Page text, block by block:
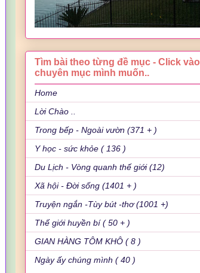
Tìm bài theo từng đề mục - Click vào
chuyên mục mình muốn..
Home
Lời Chào ..
Trong bếp - Ngoài vườn (371 + )
Y học - sức khỏe ( 136 )
Du Lịch - Vòng quanh thế giới (12)
Xã hội - Đời sống (1401 + )
Truyện ngắn -Tùy bút -thơ (1001 +)
Thế giới huyền bí ( 50 + )
GIAN HÀNG TÔM KHÔ ( 8 )
Ngày ấy chúng mình ( 40 )